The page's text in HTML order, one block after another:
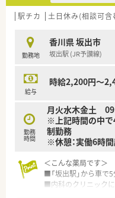
駅チカ 土日休み(相談可含
勤務地
香川県 坂出市
坂出駅 (JR予讃線)
給与
時給2,200円～
勤務
時間
月火水木金土
※上記時間の中で
制勤務
※休憩：実働6時
＜こんな薬局です＞
■「坂出駅」から車で
■内科のクリニックに